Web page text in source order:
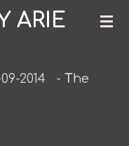
ARIE
2014 - The